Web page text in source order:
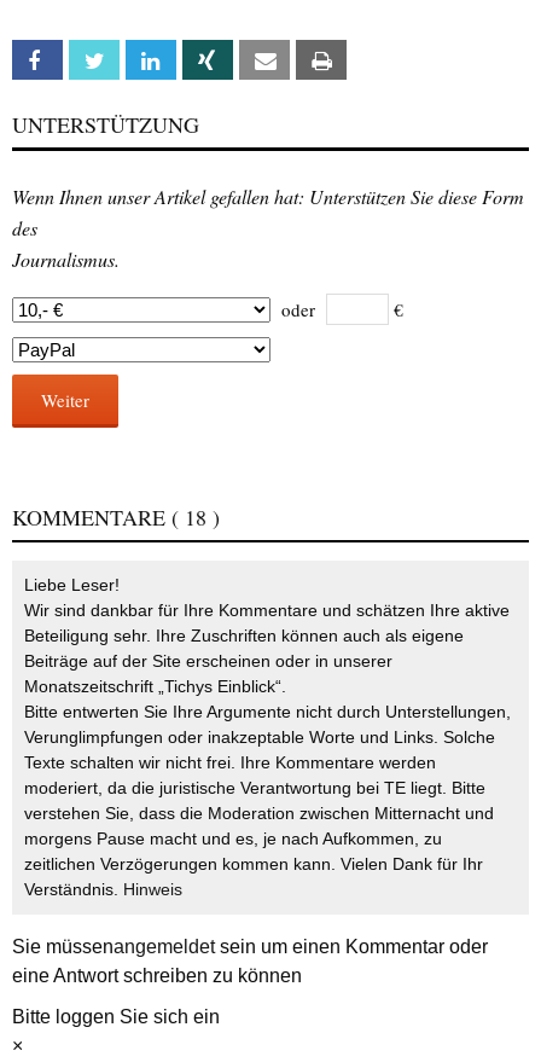
Facebook Twitter Linkedin Xing Email
UNTERSTÜTZUNG
Wenn Ihnen unser Artikel gefallen hat: Unterstützen Sie diese Form
des
Journalismus.
oder €
Weiter
KOMMENTARE ( 18 )
Liebe Leser!
Wir sind dankbar für Ihre Kommentare und schätzen Ihre aktive
Beteiligung sehr. Ihre Zuschriften können auch als eigene
Beiträge auf der Site erscheinen oder in unserer
Monatszeitschrift „Tichys Einblick“.
Bitte entwerten Sie Ihre Argumente nicht durch Unterstellungen,
Verunglimpfungen oder inakzeptable Worte und Links. Solche
Texte schalten wir nicht frei. Ihre Kommentare werden
moderiert, da die juristische Verantwortung bei TE liegt. Bitte
verstehen Sie, dass die Moderation zwischen Mitternacht und
morgens Pause macht und es, je nach Aufkommen, zu
zeitlichen Verzögerungen kommen kann. Vielen Dank für Ihr
Verständnis. Hinweis
Sie müssenangemeldetsein um einen Kommentar oder
eine Antwort schreiben zu können
Bitte loggen Sie sich ein
×